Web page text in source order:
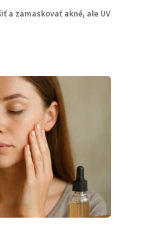
a zamaskovať akné, ale UV